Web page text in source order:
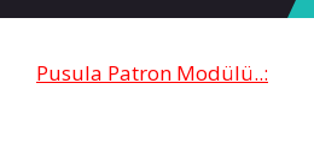
Pusula Patron Modülü..: